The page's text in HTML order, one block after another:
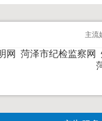
主流
网 菏泽市纪检监察网